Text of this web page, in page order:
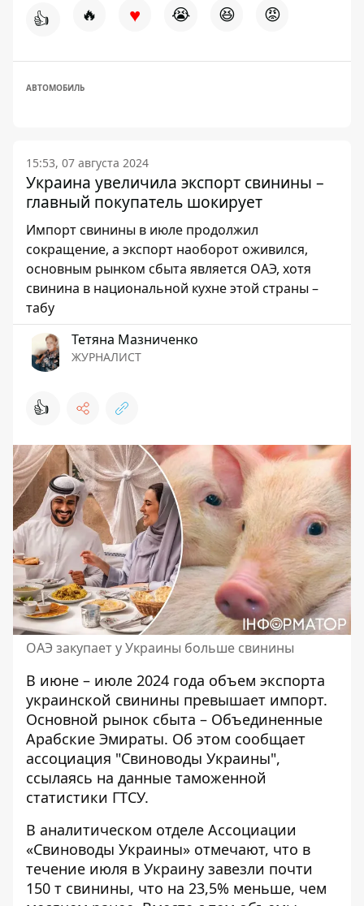
👍 🔥 ♥ 😭 😆 😡
АВТОМОБИЛЬ
15:53, 07 августа 2024
Украина увеличила экспорт свинины –
главный покупатель шокирует
Импорт свинины в июле продолжил
сокращение, а экспорт наоборот оживился,
основным рынком сбыта является ОАЭ, хотя
свинина в национальной кухне этой страны –
табу
Тетяна Мазниченко
ЖУРНАЛИСТ
👍
ОАЭ закупает у Украины больше свинины
В июне – июле 2024 года объем экспорта
украинской свинины превышает импорт.
Основной рынок сбыта – Объединенные
Арабские Эмираты. Об этом сообщает
ассоциация "Свиноводы Украины",
ссылаясь на данные таможенной
статистики ГТСУ.
В аналитическом отделе Ассоциации
«Свиноводы Украины» отмечают, что в
течение июля в Украину завезли почти
150 т свинины, что на 23,5% меньше, чем